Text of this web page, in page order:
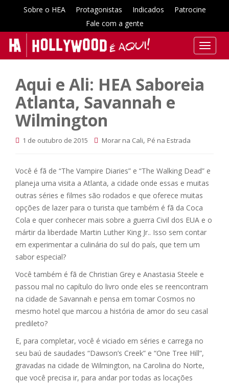
Sobre o HEA Protagonistas Indicados
Patrocine
Fale com a gente
T
o
a
t
n
Aqui e Ali: HEA Saboreia
Atlanta, Savannah e
Wilmington
1 de outubro de 2015 Morar na Cali, Pé na Estrada
Você é fã de “The Vampire Diaries” e “The Walking Dead” e
planeja uma visita a Atlanta, a cidade onde essas e muitas
outras séries e filmes são rodados e que oferece muitas
opções de lazer para o turista que também é fã da Coca
Cola e quer conhecer mais sobre a guerra Civil dos EUA e o
mártir da liberdade Martin Luther King Jr.. Isso sem contar
em experimentar a culinária do sul do país, que tem um
sabor especial?
Você também é fã de Christian Grey e Anastasia Steele e
passou mal no capítulo do livro onde eles se reencontram
na cidade de Savannah e pensa em tomar Cosmos no
mesmo hotel que marcou a história de amor do seu casal
predileto?
E, para completar, você é viciado em séries e carrega no
seu baú de saudades “Dawson’s Creek” e “One Tree Hill”,
gravadas na cidade de Wilmington, na Carolina do Norte,
que você precisa ir, para andar por todas as locações